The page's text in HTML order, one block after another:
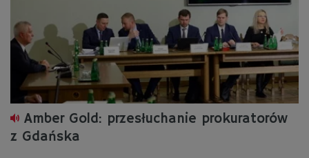
Amber Gold: przesłuchanie prokuratorów
z Gdańska